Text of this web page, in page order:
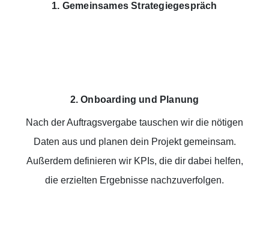
1. Gemeinsames Strategiegespräch
2. Onboarding und Planung
Nach der Auftragsvergabe tauschen wir die nötigen
Daten aus und planen dein Projekt gemeinsam.
Außerdem definieren wir KPIs, die dir dabei helfen,
die erzielten Ergebnisse nachzuverfolgen.